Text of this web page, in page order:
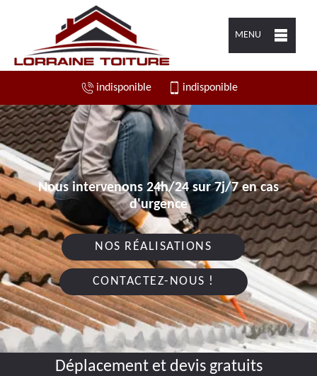
MENU
indisponible indisponible
Nous intervenons 24h/24 sur 7j/7 en cas
d'urgence
NOS RÉALISATIONS
CONTACTEZ-NOUS !
Déplacement et devis gratuits